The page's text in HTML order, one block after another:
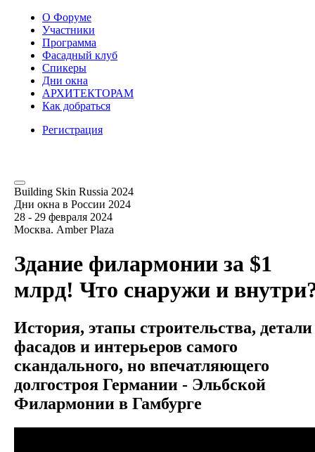
О Форуме
Участники
Программа
Фасадный клуб
Спикеры
Дни окна
АРХИТЕКТОРАМ
Как добраться
Регистрация
Building Skin Russia 2024
Дни окна в России 2024
28 - 29 февраля 2024
Москва. Amber Plaza
Здание филармонии за $1
млрд! Что снаружи и
История, этапы строительства, детали
фасадов и интерьеров самого
скандального, но впечатляющего
долгостроя Германии - Эльбской
Филармонии в Гамбурге